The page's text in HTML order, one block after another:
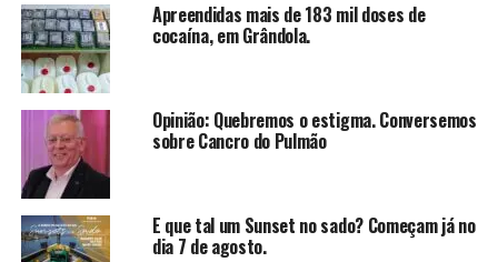
Apreendidas mais de 183 mil doses de
cocaína, em Grândola.
Opinião: Quebremos o estigma. Conversemos
sobre Cancro do Pulmão
E que tal um Sunset no sado? Começam já no
dia 7 de agosto.